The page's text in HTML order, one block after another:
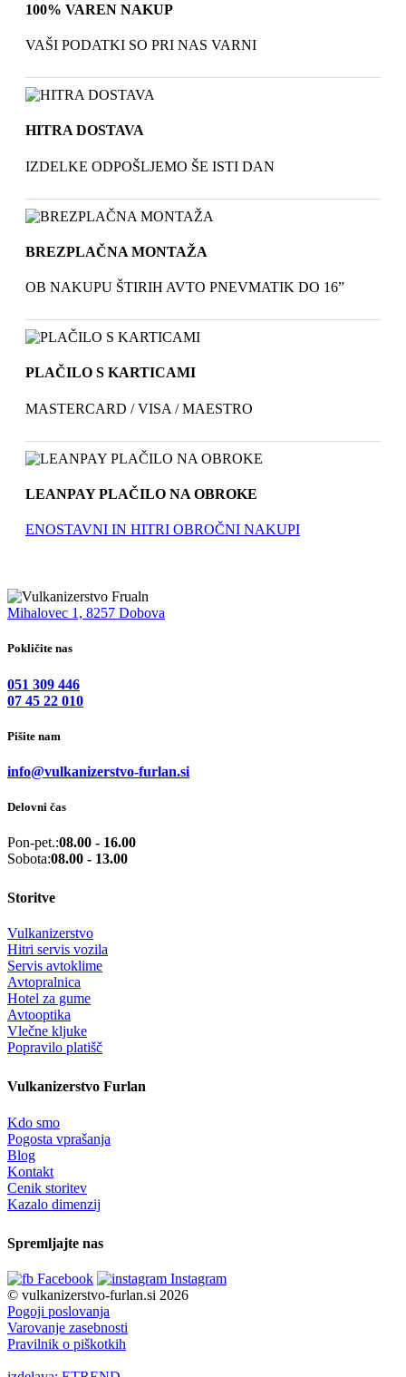
100% VAREN NAKUP
VAŠI PODATKI SO PRI NAS VARNI
HITRA DOSTAVA
IZDELKE ODPOŠLJEMO ŠE ISTI DAN
BREZPLAČNA MONTAŽA
OB NAKUPU ŠTIRIH AVTO PNEVMATIK DO 16”
PLAČILO S KARTICAMI
MASTERCARD / VISA / MAESTRO
LEANPAY PLAČILO NA OBROKE
ENOSTAVNI IN HITRI OBROČNI NAKUPI
Mihalovec 1, 8257 Dobova
Pokličite nas
051 309 446
07 45 22 010
Pišite nam
info@vulkanizerstvo-furlan.si
Delovni čas
Pon-pet.:08.00 - 16.00
Sobota:08.00 - 13.00
Storitve
Vulkanizerstvo
Hitri servis vozila
Servis avtoklime
Avtopralnica
Hotel za gume
Avtooptika
Vlečne kljuke
Popravilo platišč
Vulkanizerstvo Furlan
Kdo smo
Pogosta vprašanja
Blog
Kontakt
Cenik storitev
Kazalo dimenzij
Spremljajte nas
Facebook
Instagram
© vulkanizerstvo-furlan.si 2026
Pogoji poslovanja
Varovanje zasebnosti
Pravilnik o piškotkih